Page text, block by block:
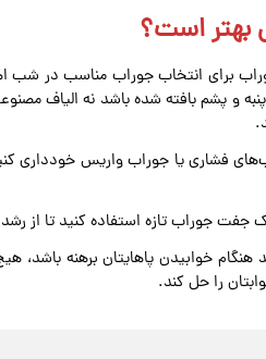
بهتر است؟
برای انتخاب جوراب مناسب در شب
پنبه و پشم بافته شده باشد نه الیاف
فشاری یا جوراب واریس خودداری
جوراب تازه استفاده کنید تا از رشد
هنگام خوابیدن پاهایتان برهنه باشد،
را حل کند.